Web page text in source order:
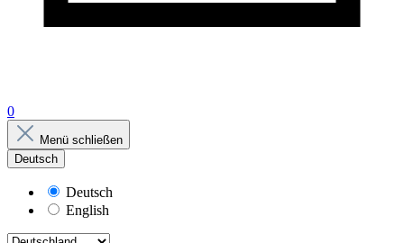
0
Menü schließen
Deutsch
Deutsch
English